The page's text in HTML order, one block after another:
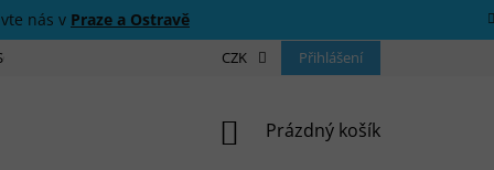
nás v Praze a Ostravě
PRODEJNY KONTAKTY
CZK Přihlášení
NÁKUPNÍ KOŠÍK
Prázdný košík